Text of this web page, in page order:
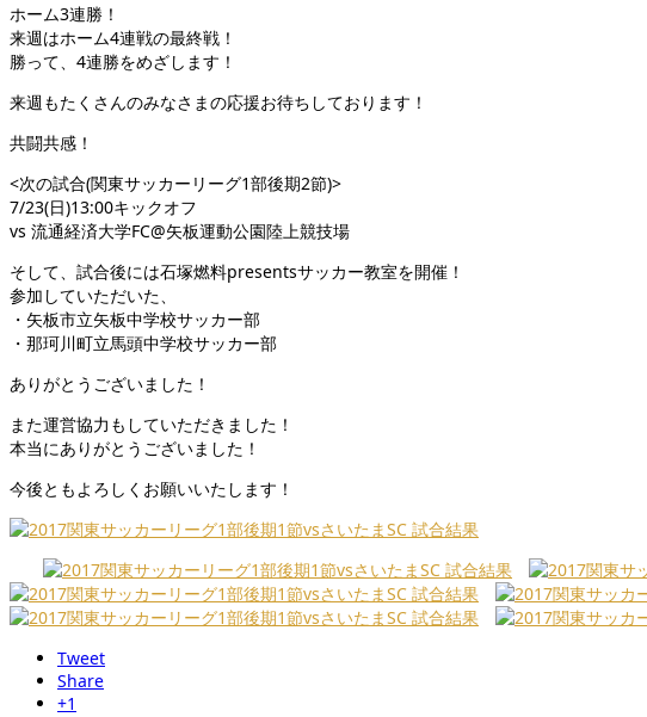
ホーム3連勝！
来週はホーム4連戦の最終戦！
勝って、4連勝をめざします！
来週もたくさんのみなさまの応援お待ちしております！
共闘共感！
<次の試合(関東サッカーリーグ1部後期2節)>
7/23(日)13:00キックオフ
vs 流通経済大学FC@矢板運動公園陸上競技場
そして、試合後には石塚燃料presentsサッカー教室を開催！
参加していただいた、
・矢板市立矢板中学校サッカー部
・那珂川町立馬頭中学校サッカー部
ありがとうございました！
また運営協力もしていただきました！
本当にありがとうございました！
今後ともよろしくお願いいたします！
Tweet
Share
+1